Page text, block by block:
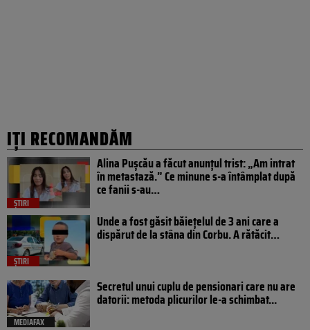
IȚI RECOMANDĂM
ȘTIRI
Alina Pușcău a făcut anunțul trist: „Am intrat
în metastază.” Ce minune s-a întâmplat după
ce fanii s-au…
ȘTIRI
Unde a fost găsit băiețelul de 3 ani care a
dispărut de la stâna din Corbu. A rătăcit…
MEDIAFAX
Secretul unui cuplu de pensionari care nu are
datorii: metoda plicurilor le-a schimbat...